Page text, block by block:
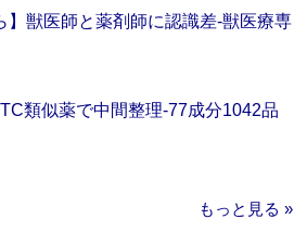
】獣医師と薬剤師に認識差‐獣医療専
類似薬で中間整理‐77成分1042品
もっと見る »